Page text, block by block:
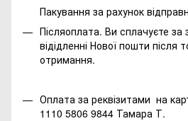
Пакування за рахунок
Післяоплата. Ви сплачуєте за
відідленні Нової пошти після
отримання.
Оплата за реквізитами на
1110 5806 9844 Тамара Т.